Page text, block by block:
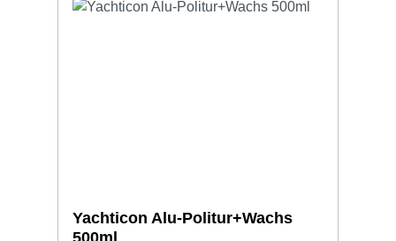
Yachticon Alu-Politur+Wachs
500ml